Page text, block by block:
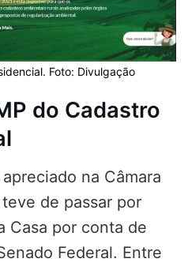
Foto: Divulgação
do Cadastro
na Câmara
de passar por
Casa por conta de
Federal. Entre